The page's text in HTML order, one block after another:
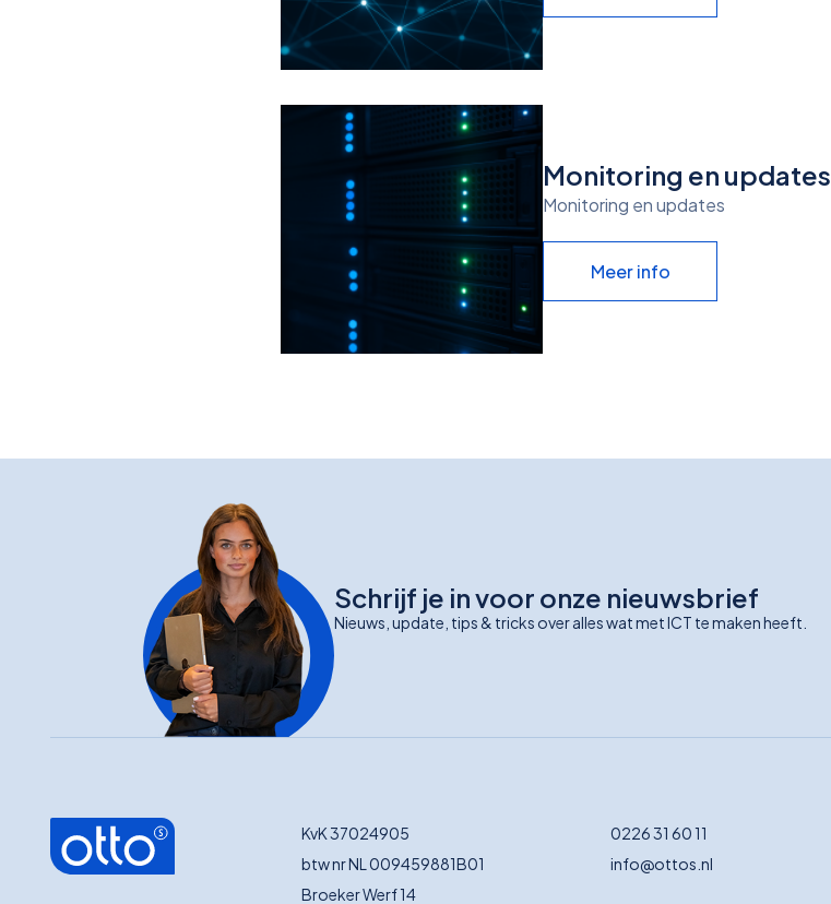
Monitoring en updates
Monitoring en updates
Meer info
Schrijf je in voor onze nieuwsbrief
Nieuws, update, tips & tricks over alles wat met ICT te maken heeft.
KvK 37024905
btw nr NL 009459881B01
Broeker Werf 14
0226 31 60 11
info@ottos.nl